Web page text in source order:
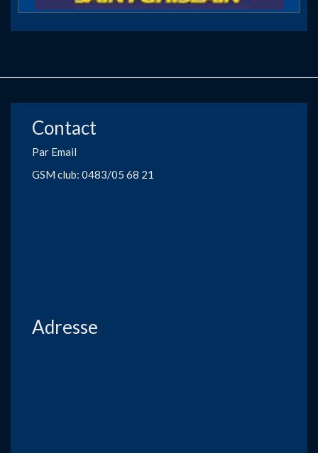
Contact
Par Email
GSM club: 0483/05 68 21
Adresse